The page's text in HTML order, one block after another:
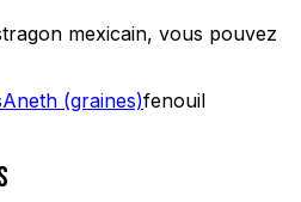
mexicain, vous pouvez
Aneth (graines)fenouil